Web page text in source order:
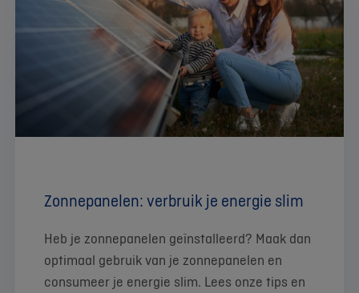
Zonnepanelen: verbruik je energie slim
Heb je zonnepanelen geïnstalleerd? Maak dan
optimaal gebruik van je zonnepanelen en
consumeer je energie slim. Lees onze tips en